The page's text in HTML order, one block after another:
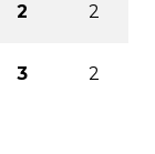
2 2
3 2